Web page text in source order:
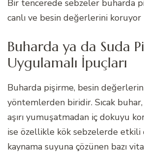
Bir tencerede sebzeler buharda
canlı ve besin değerlerini koruyor
Buharda ya da Suda
Uygulamalı İpuçları
Buharda pişirme, besin
yöntemlerden biridir. Sıcak buhar,
aşırı yumuşatmadan iç dokuyu
ise özellikle kök sebzelerde etkili
kaynama suyuna çözünen bazı